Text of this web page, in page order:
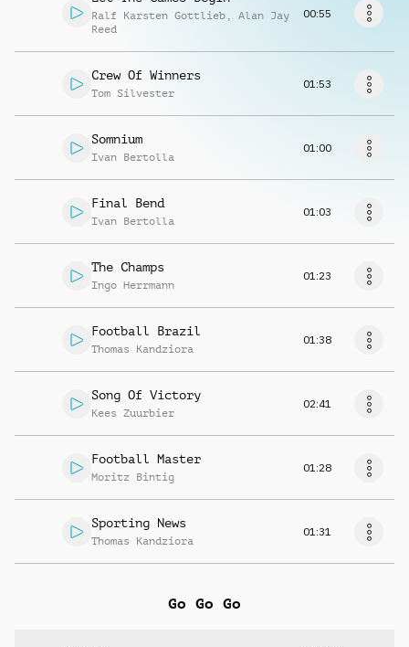
Ralf Karsten Gottlieb , Alan Jay
Reed
00:55
Crew Of Winners
Tom Silvester
01:53
Somnium
Ivan Bertolla
01:00
Final Bend
Ivan Bertolla
01:03
The Champs
Ingo Herrmann
01:23
Football Brazil
Thomas Kandziora
01:38
Song Of Victory
Kees Zuurbier
02:41
Football Master
Moritz Bintig
01:28
Sporting News
Thomas Kandziora
01:31
Go Go Go